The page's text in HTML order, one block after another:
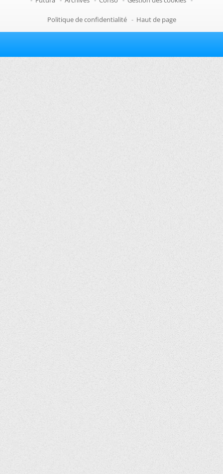
Politique de confidentialité - Haut de page